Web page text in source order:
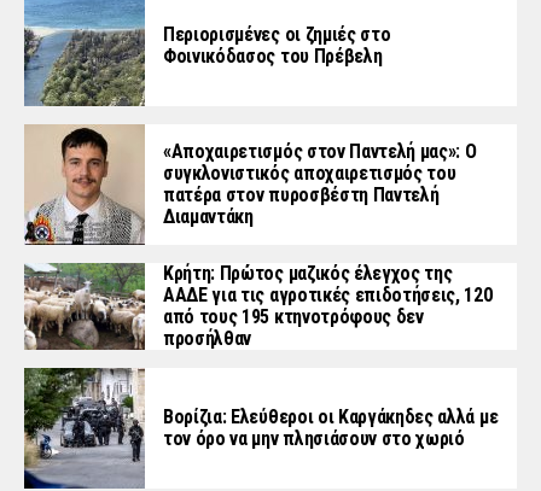
Περιορισμένες οι ζημιές στο
Φοινικόδασος του Πρέβελη
«Aποχαιρετισμός στον Παντελή μας»: Ο
συγκλονιστικός αποχαιρετισμός του
πατέρα στον πυροσβέστη Παντελή
Διαμαντάκη
Κρήτη: Πρώτος μαζικός έλεγχος της
ΑΑΔΕ για τις αγροτικές επιδοτήσεις, 120
από τους 195 κτηνοτρόφους δεν
προσήλθαν
Βορίζια: Ελεύθεροι οι Καργάκηδες αλλά με
τον όρο να μην πλησιάσουν στο χωριό